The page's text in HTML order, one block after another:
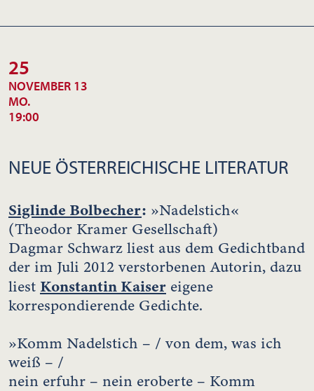
25
NOVEMBER 13
MO.
19:00
NEUE ÖSTERREICHISCHE LITERATUR
Siglinde Bolbecher: »Nadelstich«
(Theodor Kramer Gesellschaft)
Dagmar Schwarz liest aus dem Gedichtband
der im Juli 2012 verstorbenen Autorin, dazu
liest Konstantin Kaiser eigene
korrespondierende Gedichte.
»Komm Nadelstich – / von dem, was ich
weiß – /
nein erfuhr – nein eroberte – Komm